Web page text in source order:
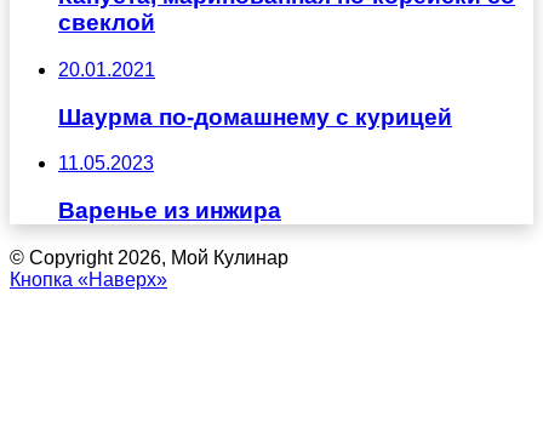
свеклой
20.01.2021
Шаурма по-домашнему с курицей
11.05.2023
Варенье из инжира
© Copyright 2026, Мой Кулинар
Кнопка «Наверх»